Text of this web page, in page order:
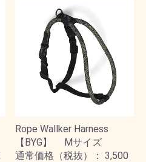
Rope Wallker Harness
【BYG】 Mサイズ
通常価格（税抜）： 3,500